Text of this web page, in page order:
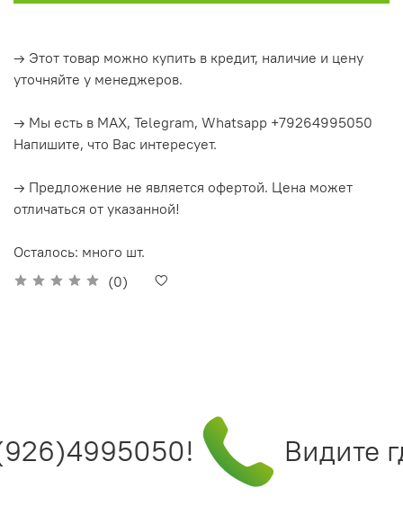
(0)
→ Этот товар можно купить в кредит, наличие и цену
уточняйте у менеджеров.
→ Мы есть в MAX, Telegram, Whatsapp +79264995050
Напишите, что Вас интересует.
→ Предложение не является офертой. Цена может
отличаться от указанной!
Осталось: много шт.
Видите